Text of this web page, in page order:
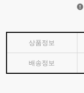
상품정보
배송정보